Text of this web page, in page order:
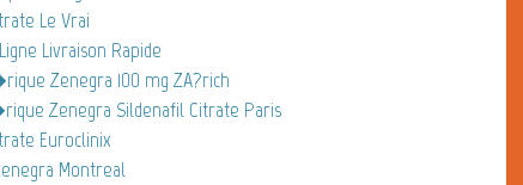
Le Vrai
Livraison Rapide
Zenegra 100 mg ZA?rich
Zenegra Sildenafil Citrate Paris
Euroclinix
Montreal